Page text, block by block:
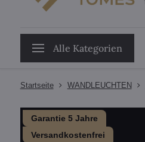
Alle Kategorien
Startseite WANDLEUCHTEN
Garantie 5 Jahre
Versandkostenfrei